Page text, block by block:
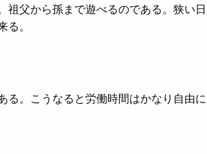
祖父から孫まで遊べるのである。狭い日
。
。こうなると労働時間はかなり自由に